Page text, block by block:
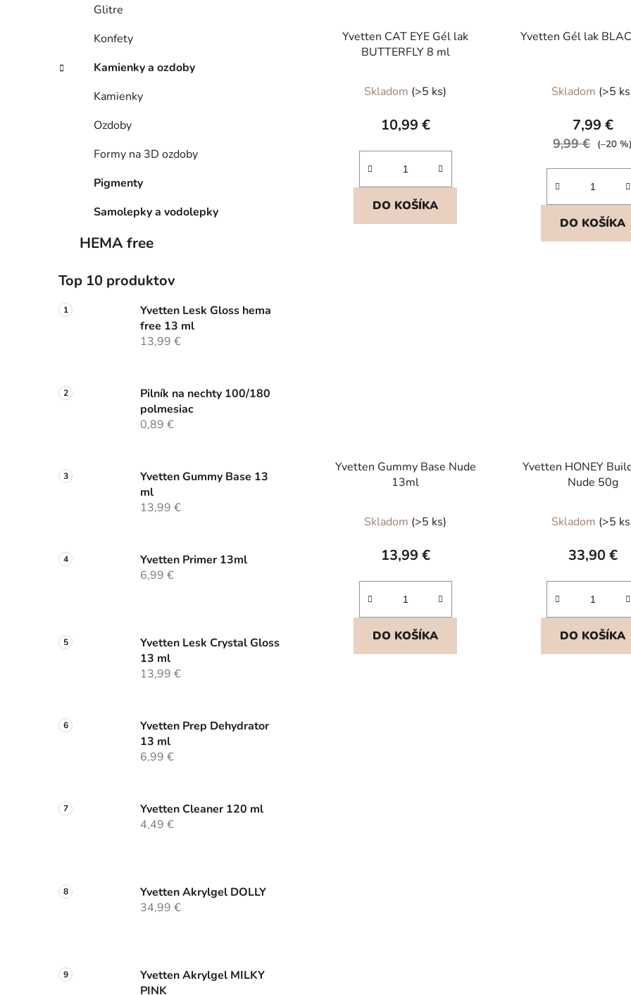
Glitre
Konfety
Kamienky a ozdoby
Kamienky
Ozdoby
Formy na 3D ozdoby
Pigmenty
Samolepky a vodolepky
HEMA free
Top 10 produktov
Yvetten Lesk Gloss hema
free 13 ml
13,99 €
Pilník na nechty 100/180
polmesiac
0,89 €
Yvetten Gummy Base 13
ml
13,99 €
Yvetten Primer 13ml
6,99 €
Yvetten Lesk Crystal Gloss
13 ml
13,99 €
Yvetten Prep Dehydrator
13 ml
6,99 €
Yvetten Cleaner 120 ml
4,49 €
Yvetten Akrylgel DOLLY
34,99 €
Yvetten Akrylgel MILKY
PINK
Yvetten CAT EYE Gél lak
BUTTERFLY 8 ml
Skladom (>5 ks)
10,99 €
DO KOŠÍKA
Yvetten Gél lak
produktu
je
5
Skladom (>5
7,99 €
9,99 € (–20 %)
DO KOŠÍKA
Yvetten Gummy Base Nude
13ml
hodnotenie
produktu
5,0
z
hviezdičiek.
Skladom (>5 ks)
13,99 €
DO KOŠÍKA
Yvetten HONEY
Nude 50g
Skladom (>5
33,90 €
DO KOŠÍKA